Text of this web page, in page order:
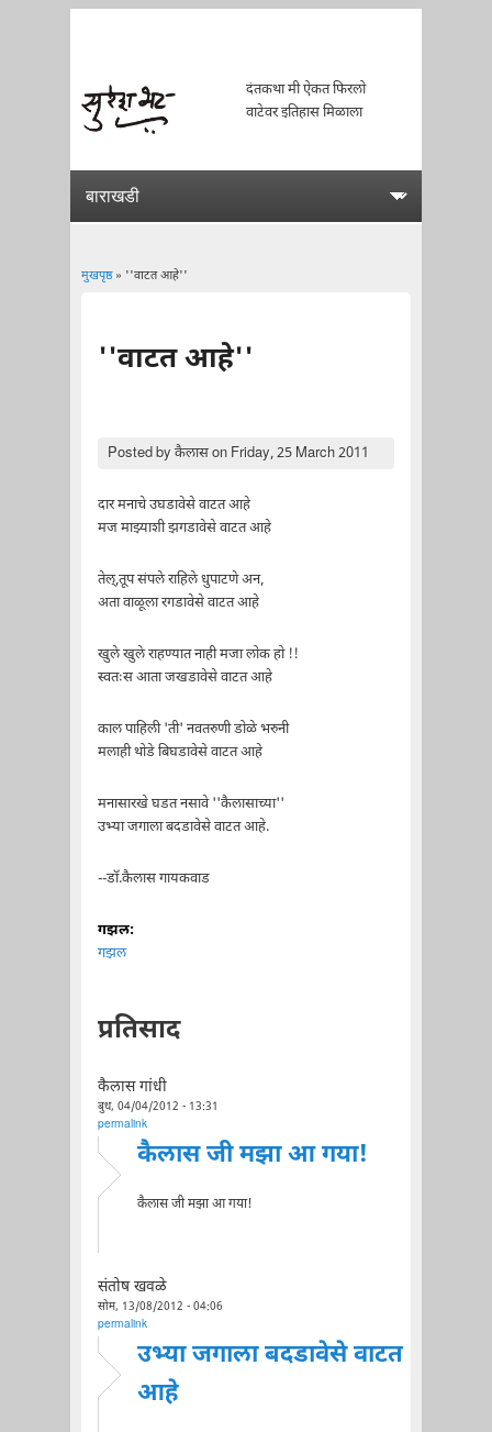
दंतकथा मी ऐकत फिरलो
वाटेवर इतिहास मिळाला
मुखपृष्ठ» ''वाटत आहे''
''वाटत आहे''
Posted byकैलासon Friday, 25 March 2011
दार मनाचे उघडावेसे वाटत आहे
मज माझ्याशी झगडावेसे वाटत आहे
तेल्,तूप संपले राहिले धुपाटणे अन,
अता वाळूला रगडावेसे वाटत आहे
खुले खुले राहण्यात नाही मजा लोक हो !!
स्वतःस आता जखडावेसे वाटत आहे
काल पाहिली 'ती' नवतरुणी डोळे भरुनी
मलाही थोडे बिघडावेसे वाटत आहे
मनासारखे घडत नसावे ''कैलासाच्या''
उभ्या जगाला बदडावेसे वाटत आहे.
--डॉ.कैलास गायकवाड
गझल:
गझल
प्रतिसाद
कैलास गांधी
बुध, 04/04/2012 - 13:31
permalink
कैलास जी मझा आ गया!
कैलास जी मझा आ गया!
संतोष खवळे
सोम, 13/08/2012 - 04:06
permalink
उभ्या जगाला बदडावेसे वाटत
आहे